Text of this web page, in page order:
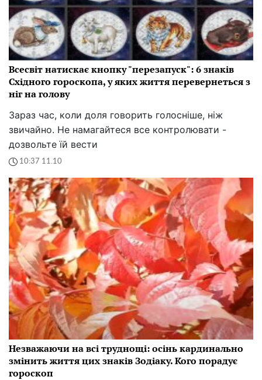
Всесвіт натискає кнопку "перезапуск": 6 знаків
Східного гороскопа, у яких життя перевернеться з
ніг на голову
Зараз час, коли доля говорить голосніше, ніж
звичайно. Не намагайтеся все контролювати -
дозвольте їй вести
10:37 11.10
Незважаючи на всі труднощі: осінь кардинально
змінить життя цих знаків Зодіаку. Кого порадує
гороскоп